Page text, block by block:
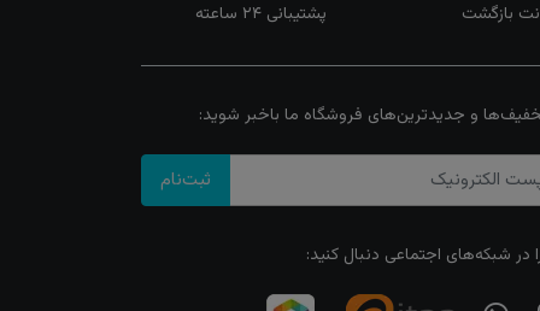
پشتیبانی ۲۴ ساعته
و جدیدترین‌های فروشگاه ما باخبر شوید:
ثبت‌نام
در شبکه‌های اجتماعی دنبال کنید: